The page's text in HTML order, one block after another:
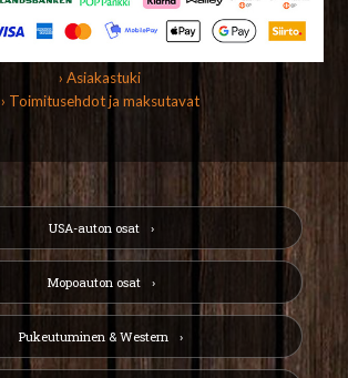
› Asiakastuki
› Toimitusehdot ja maksutavat
USA-auton osat
Mopoauton osat
Pukeutuminen & Western